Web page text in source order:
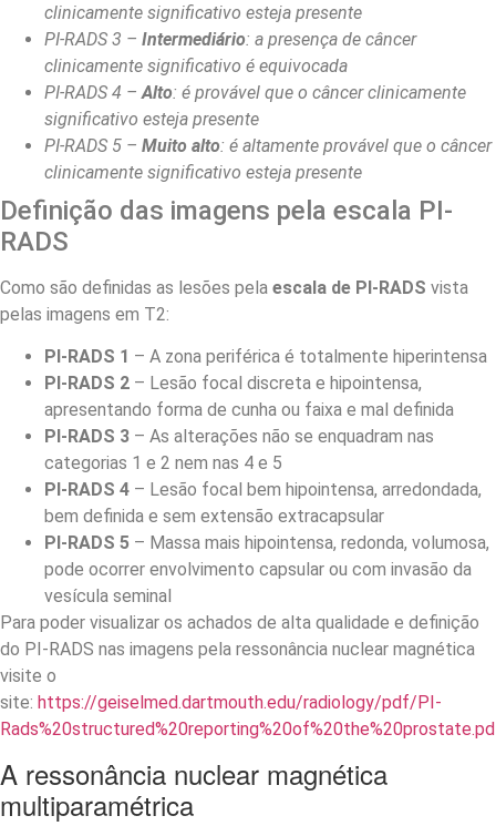
clinicamente significativo esteja presente
PI-RADS 3 – Intermediário: a presença de câncer
clinicamente significativo é equivocada
PI-RADS 4 – Alto: é provável que o câncer clinicamente
significativo esteja presente
PI-RADS 5 – Muito alto: é altamente provável que o câncer
clinicamente significativo esteja presente
Definição das imagens pela escala PI-
RADS
Como são definidas as lesões pela escala de PI-RADS vista
pelas imagens em T2:
PI-RADS 1 – A zona periférica é totalmente hiperintensa
PI-RADS 2 – Lesão focal discreta e hipointensa,
apresentando forma de cunha ou faixa e mal definida
PI-RADS 3 – As alterações não se enquadram nas
categorias 1 e 2 nem nas 4 e 5
PI-RADS 4 – Lesão focal bem hipointensa, arredondada,
bem definida e sem extensão extracapsular
PI-RADS 5 – Massa mais hipointensa, redonda, volumosa,
pode ocorrer envolvimento capsular ou com invasão da
vesícula seminal
Para poder visualizar os achados de alta qualidade e definição
do PI-RADS nas imagens pela ressonância nuclear magnética
visite o
site: https://geiselmed.dartmouth.edu/radiology/pdf/PI-
A ressonância nuclear magnética
multiparamétrica